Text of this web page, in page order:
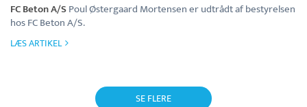
FC Beton A/SPoul Østergaard Mortensen er udtrådt af bestyrelsen
hos FC Beton A/S.
LÆS ARTIKEL
SE FLERE